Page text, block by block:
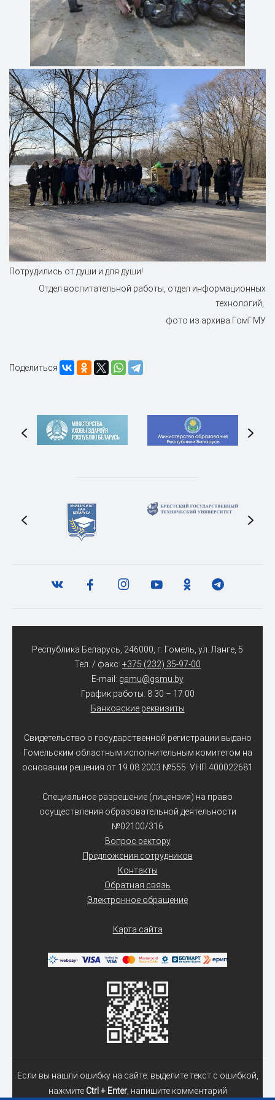
Потрудились от души и для души!
Отдел воспитательной работы, отдел информационных
технологий,
фото из архива ГомГМУ
Поделиться
Республика Беларусь, 246000, г. Гомель, ул. Ланге, 5
Тел. / факс: +375 (232) 35-97-00
E-mail: gsmu@gsmu.by
График работы: 8:30 – 17:00
Банковские реквизиты
Свидетельство о государственной регистрации выдано
Гомельским областным исполнительным комитетом на
основании решения от 19.08.2003 №555. УНП 400022681
Специальное разрешение (лицензия) на право
осуществления образовательной деятельности
№02100/316
Вопрос ректору
Предложения сотрудников
Контакты
Обратная связь
Электронное обращение
Карта сайта
Если вы нашли ошибку на сайте: выделите текст с ошибкой,
нажмите Ctrl + Enter, напишите комментарий